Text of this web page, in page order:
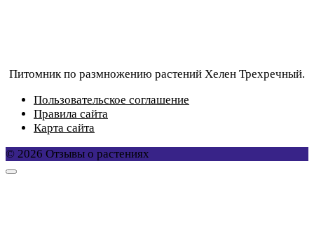
Питомник по размножению растений Хелен Трехречный.
Пользовательское соглашение
Правила сайта
Карта сайта
© 2026 Отзывы о растениях